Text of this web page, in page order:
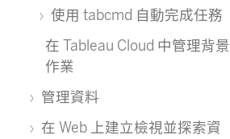
使用 tabcmd 自動完成任務
在 Tableau Cloud 中管理背景
作業
管理資料
在 Web 上建立檢視並探索資